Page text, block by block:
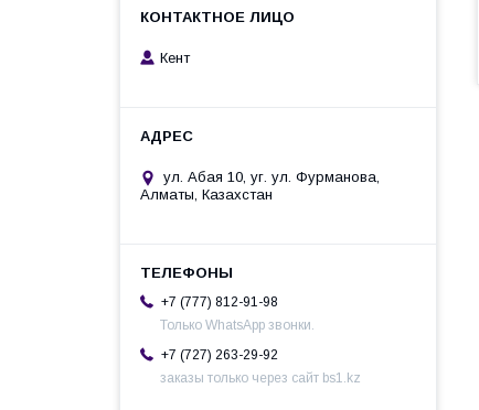
Кент
ул. Абая 10, уг. ул. Фурманова,
Алматы, Казахстан
+7 (777) 812-91-98
Только WhatsApp звонки.
+7 (727) 263-29-92
заказы только через сайт bs1.kz